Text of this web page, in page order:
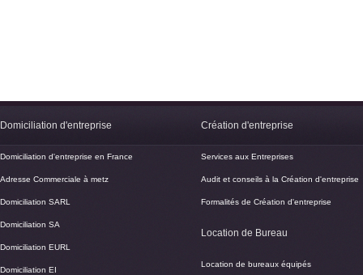
Domiciliation d'entreprise
Domiciliation d'entreprise en France
Adresse Commerciale à metz
Domiciliation SARL
Domiciliation SA
Domiciliation EURL
Domiciliation EI
Création d'entreprise
Services aux Entreprises
Audit et conseils à la Création d'entreprise
Formalités de Création d'entreprise
Location de Bureau
Location de bureaux équipés